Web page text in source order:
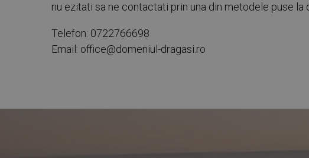
nu ezitati sa ne contactati prin una din metodele puse la
Telefon: 0722766698
Email: office@domeniul-dragasi.ro